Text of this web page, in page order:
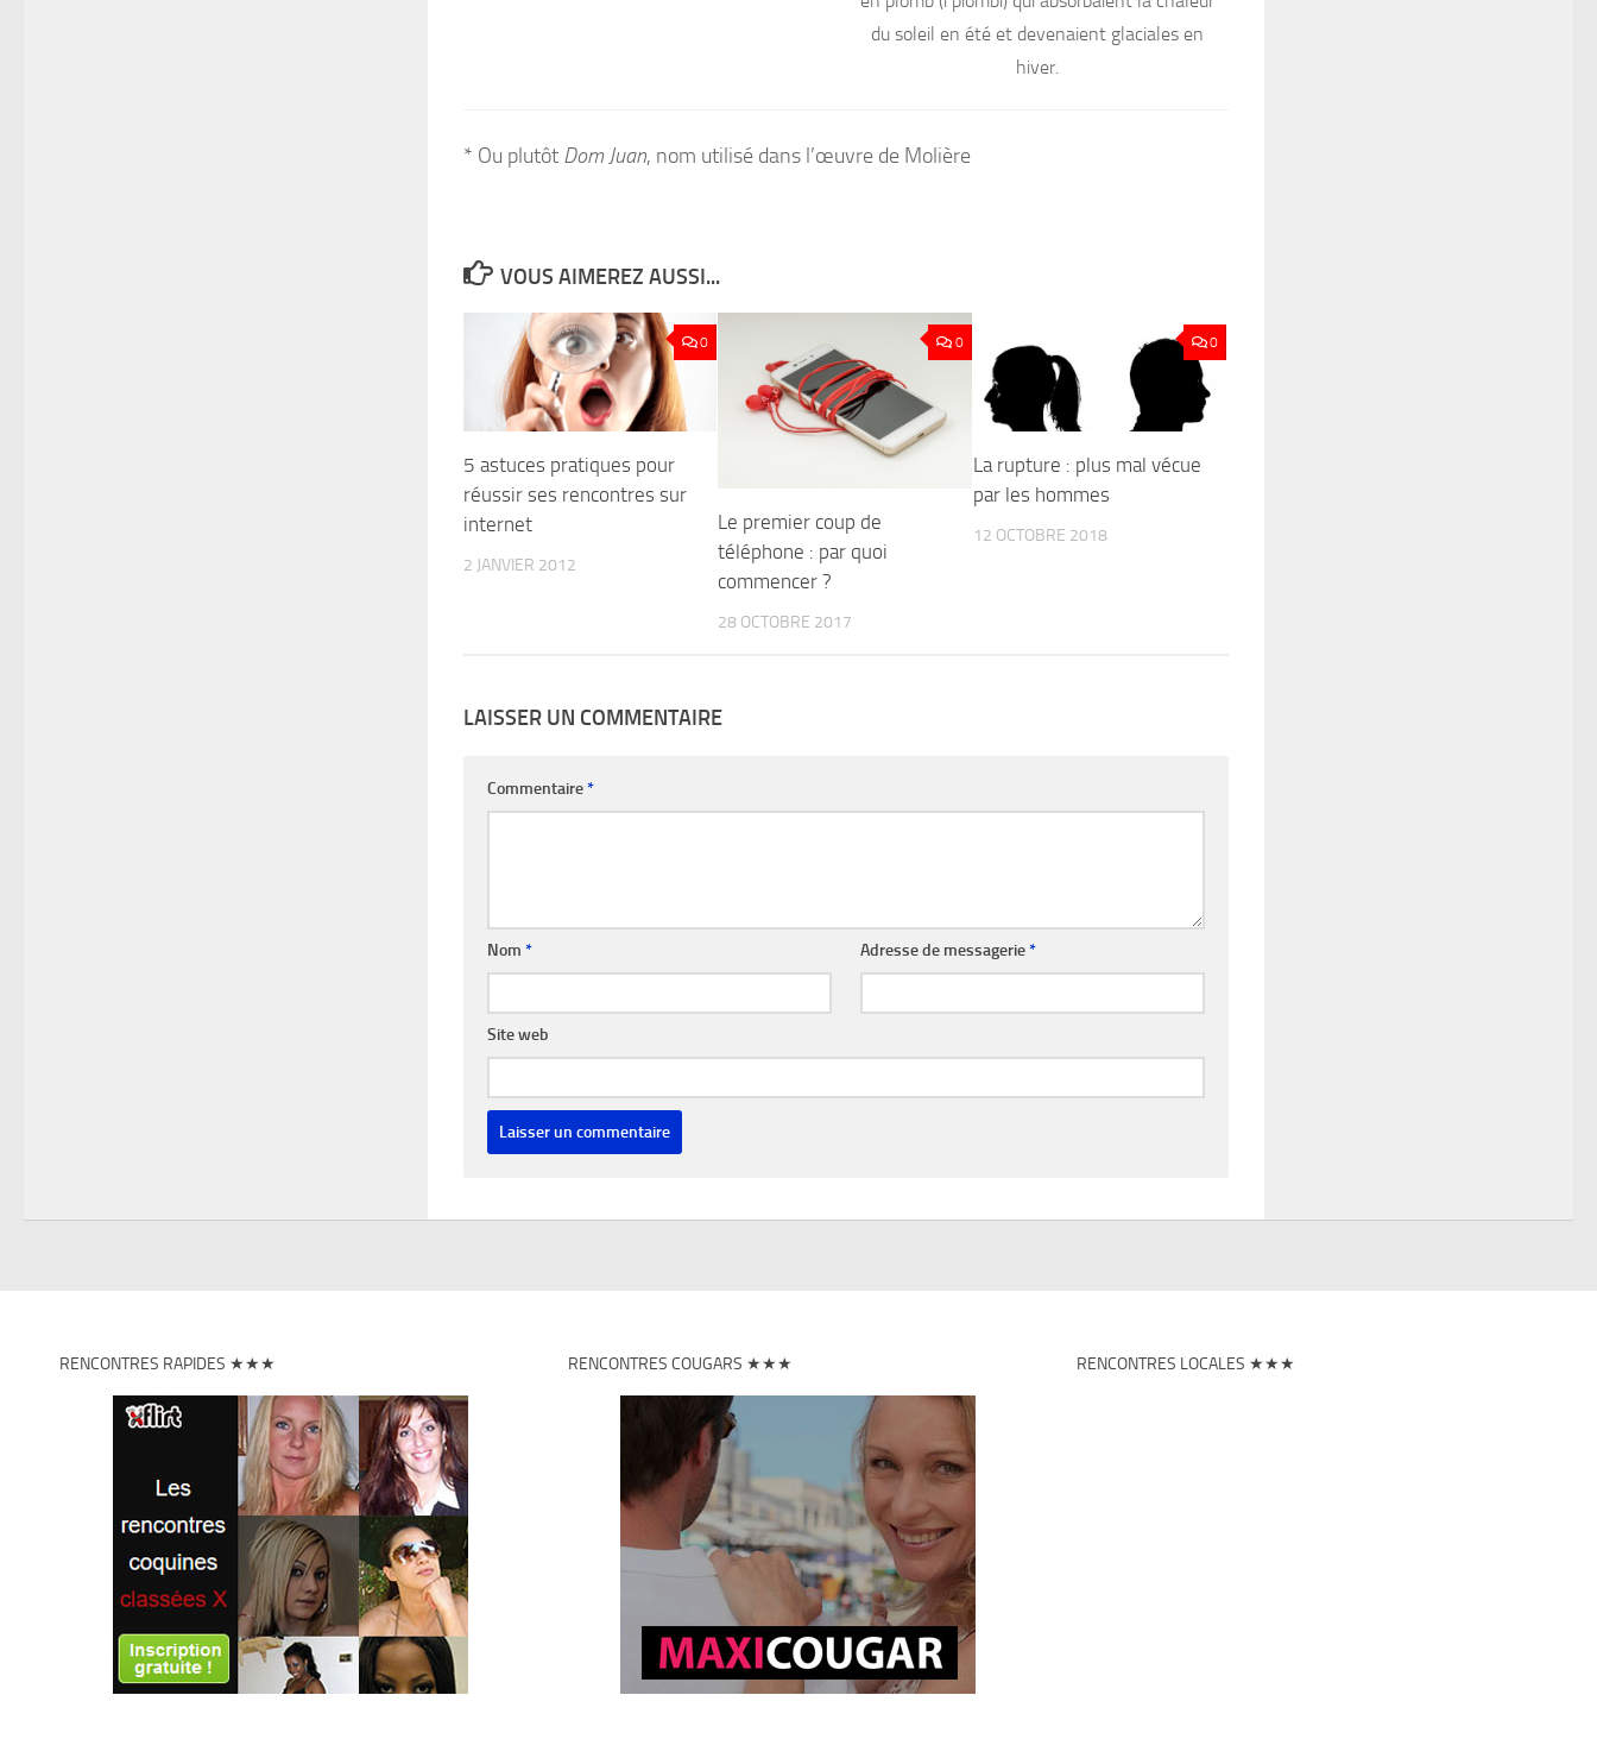
du soleil en été et devenaient glaciales en
hiver.
* Ou plutôt Dom Juan, nom utilisé dans l’œuvre de Molière
VOUS AIMEREZ AUSSI...
0
5 astuces pratiques pour
réussir ses rencontres sur
internet
2 JANVIER 2012
0
Le premier coup de
téléphone : par quoi
commencer ?
28 OCTOBRE 2017
0
La rupture : plus mal vécue
par les hommes
12 OCTOBRE 2018
LAISSER UN COMMENTAIRE
Commentaire*
Nom * Adresse de messagerie*
Site web
RENCONTRES RAPIDES ★★★ RENCONTRES COUGARS ★★★ RENCONTRES LOCALES ★★★